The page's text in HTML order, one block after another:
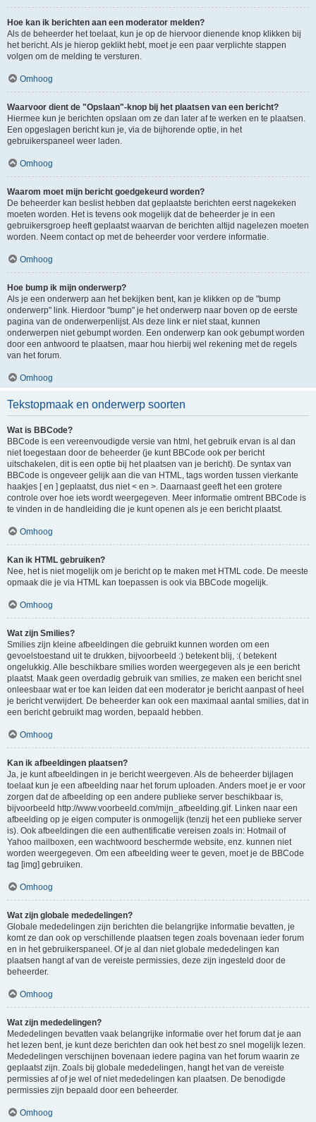
Hoe kan ik berichten aan een moderator melden?
Als de beheerder het toelaat, kun je op de hiervoor dienende knop klikken bij
het bericht. Als je hierop geklikt hebt, moet je een paar verplichte stappen
volgen om de melding te versturen.
Omhoog
Waarvoor dient de "Opslaan"-knop bij het plaatsen van een bericht?
Hiermee kun je berichten opslaan om ze dan later af te werken en te plaatsen.
Een opgeslagen bericht kun je, via de bijhorende optie, in het
gebruikerspaneel weer laden.
Omhoog
Waarom moet mijn bericht goedgekeurd worden?
De beheerder kan beslist hebben dat geplaatste berichten eerst nagekeken
moeten worden. Het is tevens ook mogelijk dat de beheerder je in een
gebruikersgroep heeft geplaatst waarvan de berichten altijd nagelezen moeten
worden. Neem contact op met de beheerder voor verdere informatie.
Omhoog
Hoe bump ik mijn onderwerp?
Als je een onderwerp aan het bekijken bent, kan je klikken op de "bump
onderwerp" link. Hierdoor "bump" je het onderwerp naar boven op de eerste
pagina van de onderwerpenlijst. Als deze link er niet staat, kunnen
onderwerpen niet gebumpt worden. Een onderwerp kan ook gebumpt worden
door een antwoord te plaatsen, maar hou hierbij wel rekening met de regels
van het forum.
Omhoog
Tekstopmaak en onderwerp soorten
Wat is BBCode?
BBCode is een vereenvoudigde versie van html, het gebruik ervan is al dan
niet toegestaan door de beheerder (je kunt BBCode ook per bericht
uitschakelen, dit is een optie bij het plaatsen van je bericht). De syntax van
BBCode is ongeveer gelijk aan die van HTML, tags worden tussen vierkante
haakjes [ en ] geplaatst, dus niet < en >. Daarnaast geeft het een grotere
controle over hoe iets wordt weergegeven. Meer informatie omtrent BBCode is
te vinden in de handleiding die je kunt openen als je een bericht plaatst.
Omhoog
Kan ik HTML gebruiken?
Nee, het is niet mogelijk om je bericht op te maken met HTML code. De meeste
opmaak die je via HTML kan toepassen is ook via BBCode mogelijk.
Omhoog
Wat zijn Smilies?
Smilies zijn kleine afbeeldingen die gebruikt kunnen worden om een
gevoelstoestand uit te drukken, bijvoorbeeld :) betekent blij, :( betekent
ongelukkig. Alle beschikbare smilies worden weergegeven als je een bericht
plaatst. Maak geen overdadig gebruik van smilies, ze maken een bericht snel
onleesbaar wat er toe kan leiden dat een moderator je bericht aanpast of heel
je bericht verwijdert. De beheerder kan ook een maximaal aantal smilies, dat in
een bericht gebruikt mag worden, bepaald hebben.
Omhoog
Kan ik afbeeldingen plaatsen?
Ja, je kunt afbeeldingen in je bericht weergeven. Als de beheerder bijlagen
toelaat kun je een afbeelding naar het forum uploaden. Anders moet je er voor
zorgen dat de afbeelding op een andere publieke server beschikbaar is,
bijvoorbeeld http://www.voorbeeld.com/mijn_afbeelding.gif. Linken naar een
afbeelding op je eigen computer is onmogelijk (tenzij het een publieke server
is). Ook afbeeldingen die een authentificatie vereisen zoals in: Hotmail of
Yahoo mailboxen, een wachtwoord beschermde website, enz. kunnen niet
worden weergegeven. Om een afbeelding weer te geven, moet je de BBCode
tag [img] gebruiken.
Omhoog
Wat zijn globale mededelingen?
Globale mededelingen zijn berichten die belangrijke informatie bevatten, je
komt ze dan ook op verschillende plaatsen tegen zoals bovenaan ieder forum
en in het gebruikerspaneel. Of je al dan niet globale mededelingen kan
plaatsen hangt af van de vereiste permissies, deze zijn ingesteld door de
beheerder.
Omhoog
Wat zijn mededelingen?
Mededelingen bevatten vaak belangrijke informatie over het forum dat je aan
het lezen bent, je kunt deze berichten dan ook het best zo snel mogelijk lezen.
Mededelingen verschijnen bovenaan iedere pagina van het forum waarin ze
geplaatst zijn. Zoals bij globale mededelingen, hangt het van de vereiste
permissies af of je wel of niet mededelingen kan plaatsen. De benodigde
permissies zijn bepaald door een beheerder.
Omhoog